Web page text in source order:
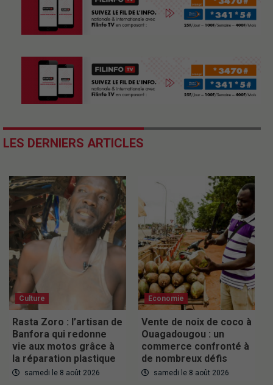
LES DERNIERS ARTICLES
Culture
Rasta Zoro : l’artisan de
Banfora qui redonne
vie aux motos grâce à
la réparation plastique
samedi le 8 août 2026
Economie
Vente de noix de coco à
Ouagadougou : un
commerce confronté à
de nombreux défis
samedi le 8 août 2026